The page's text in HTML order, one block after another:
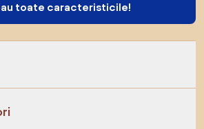
toate caracteristicile!